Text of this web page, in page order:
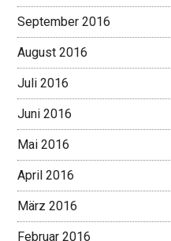
September 2016
August 2016
Juli 2016
Juni 2016
Mai 2016
April 2016
März 2016
Februar 2016